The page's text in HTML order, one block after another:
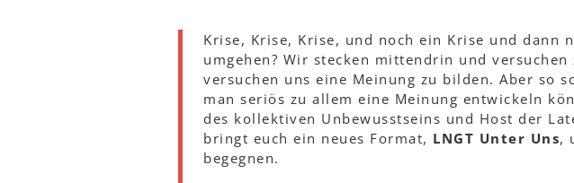
Krise, Krise, Krise, und noch ein Krise und dann
umgehen? Wir stecken mittendrin und
versuchen uns eine Meinung zu bilden. Aber so
man seriös zu allem eine Meinung entwickeln
des kollektiven Unbewusstseins und Host der
bringt euch ein neues Format, LNGT Unter Uns,
begegnen.